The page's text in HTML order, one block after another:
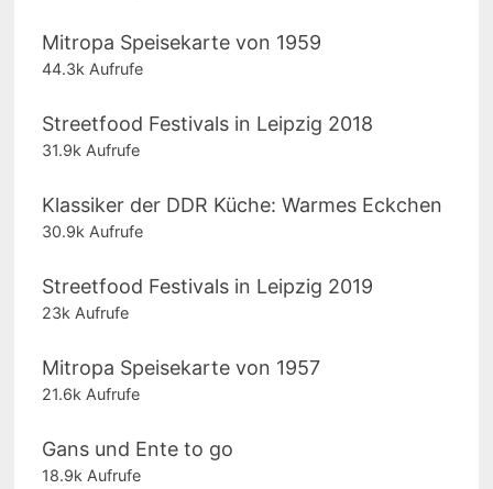
Mitropa Speisekarte von 1959
44.3k Aufrufe
Streetfood Festivals in Leipzig 2018
31.9k Aufrufe
Klassiker der DDR Küche: Warmes Eckchen
30.9k Aufrufe
Streetfood Festivals in Leipzig 2019
23k Aufrufe
Mitropa Speisekarte von 1957
21.6k Aufrufe
Gans und Ente to go
18.9k Aufrufe